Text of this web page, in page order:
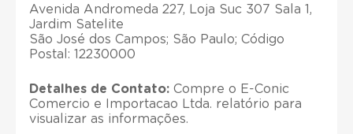
Avenida Andromeda 227, Loja Suc 307 Sala 1,
Jardim Satelite
São José dos Campos; São Paulo; Código
Postal: 12230000
Detalhes de Contato: Compre o E-Conic
Comercio e Importacao Ltda. relatório para
visualizar as informações.